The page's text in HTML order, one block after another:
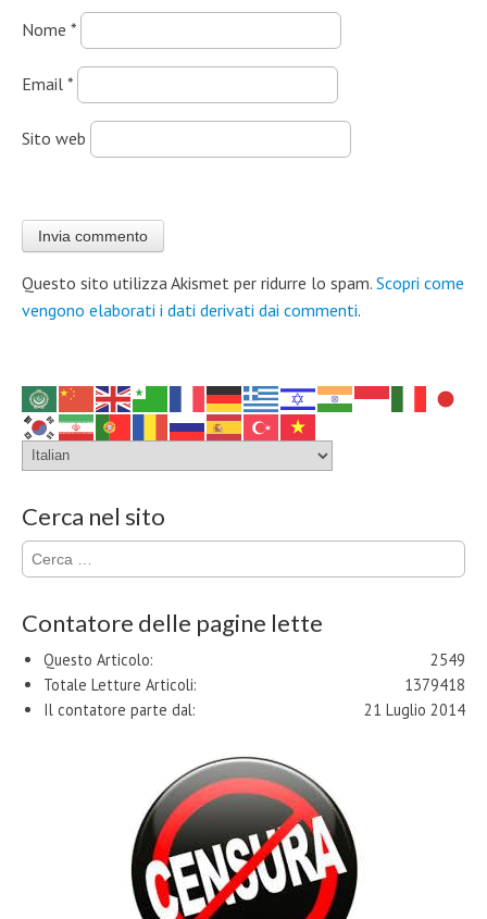
Nome *
Email *
Sito web
Questo sito utilizza Akismet per ridurre lo spam. Scopri come
vengono elaborati i dati derivati dai commenti.
Cerca nel sito
Ricerca
per:
Contatore delle pagine lette
2549
Questo Articolo:
1379418
Totale Letture Articoli:
21 Luglio 2014
Il contatore parte dal: